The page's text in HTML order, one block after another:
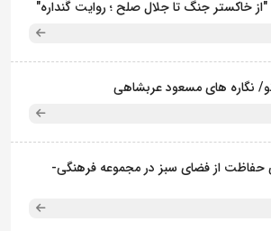
"از خاکستر جنگ تا جلال صلح ؛ روایت گَنداره"
نو/ نگاره های مسعود عربشاهی
از فضای سبز در مجموعه فرهنگی-